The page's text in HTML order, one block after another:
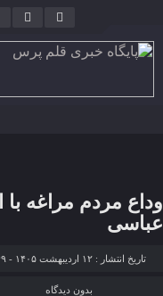
وداع مردم مراغه
عباسی
تاریخ انتشار : ۱۲ اردیبهشت ۱۴۰۵ - ۹:۴۹
بدون دیدگاه